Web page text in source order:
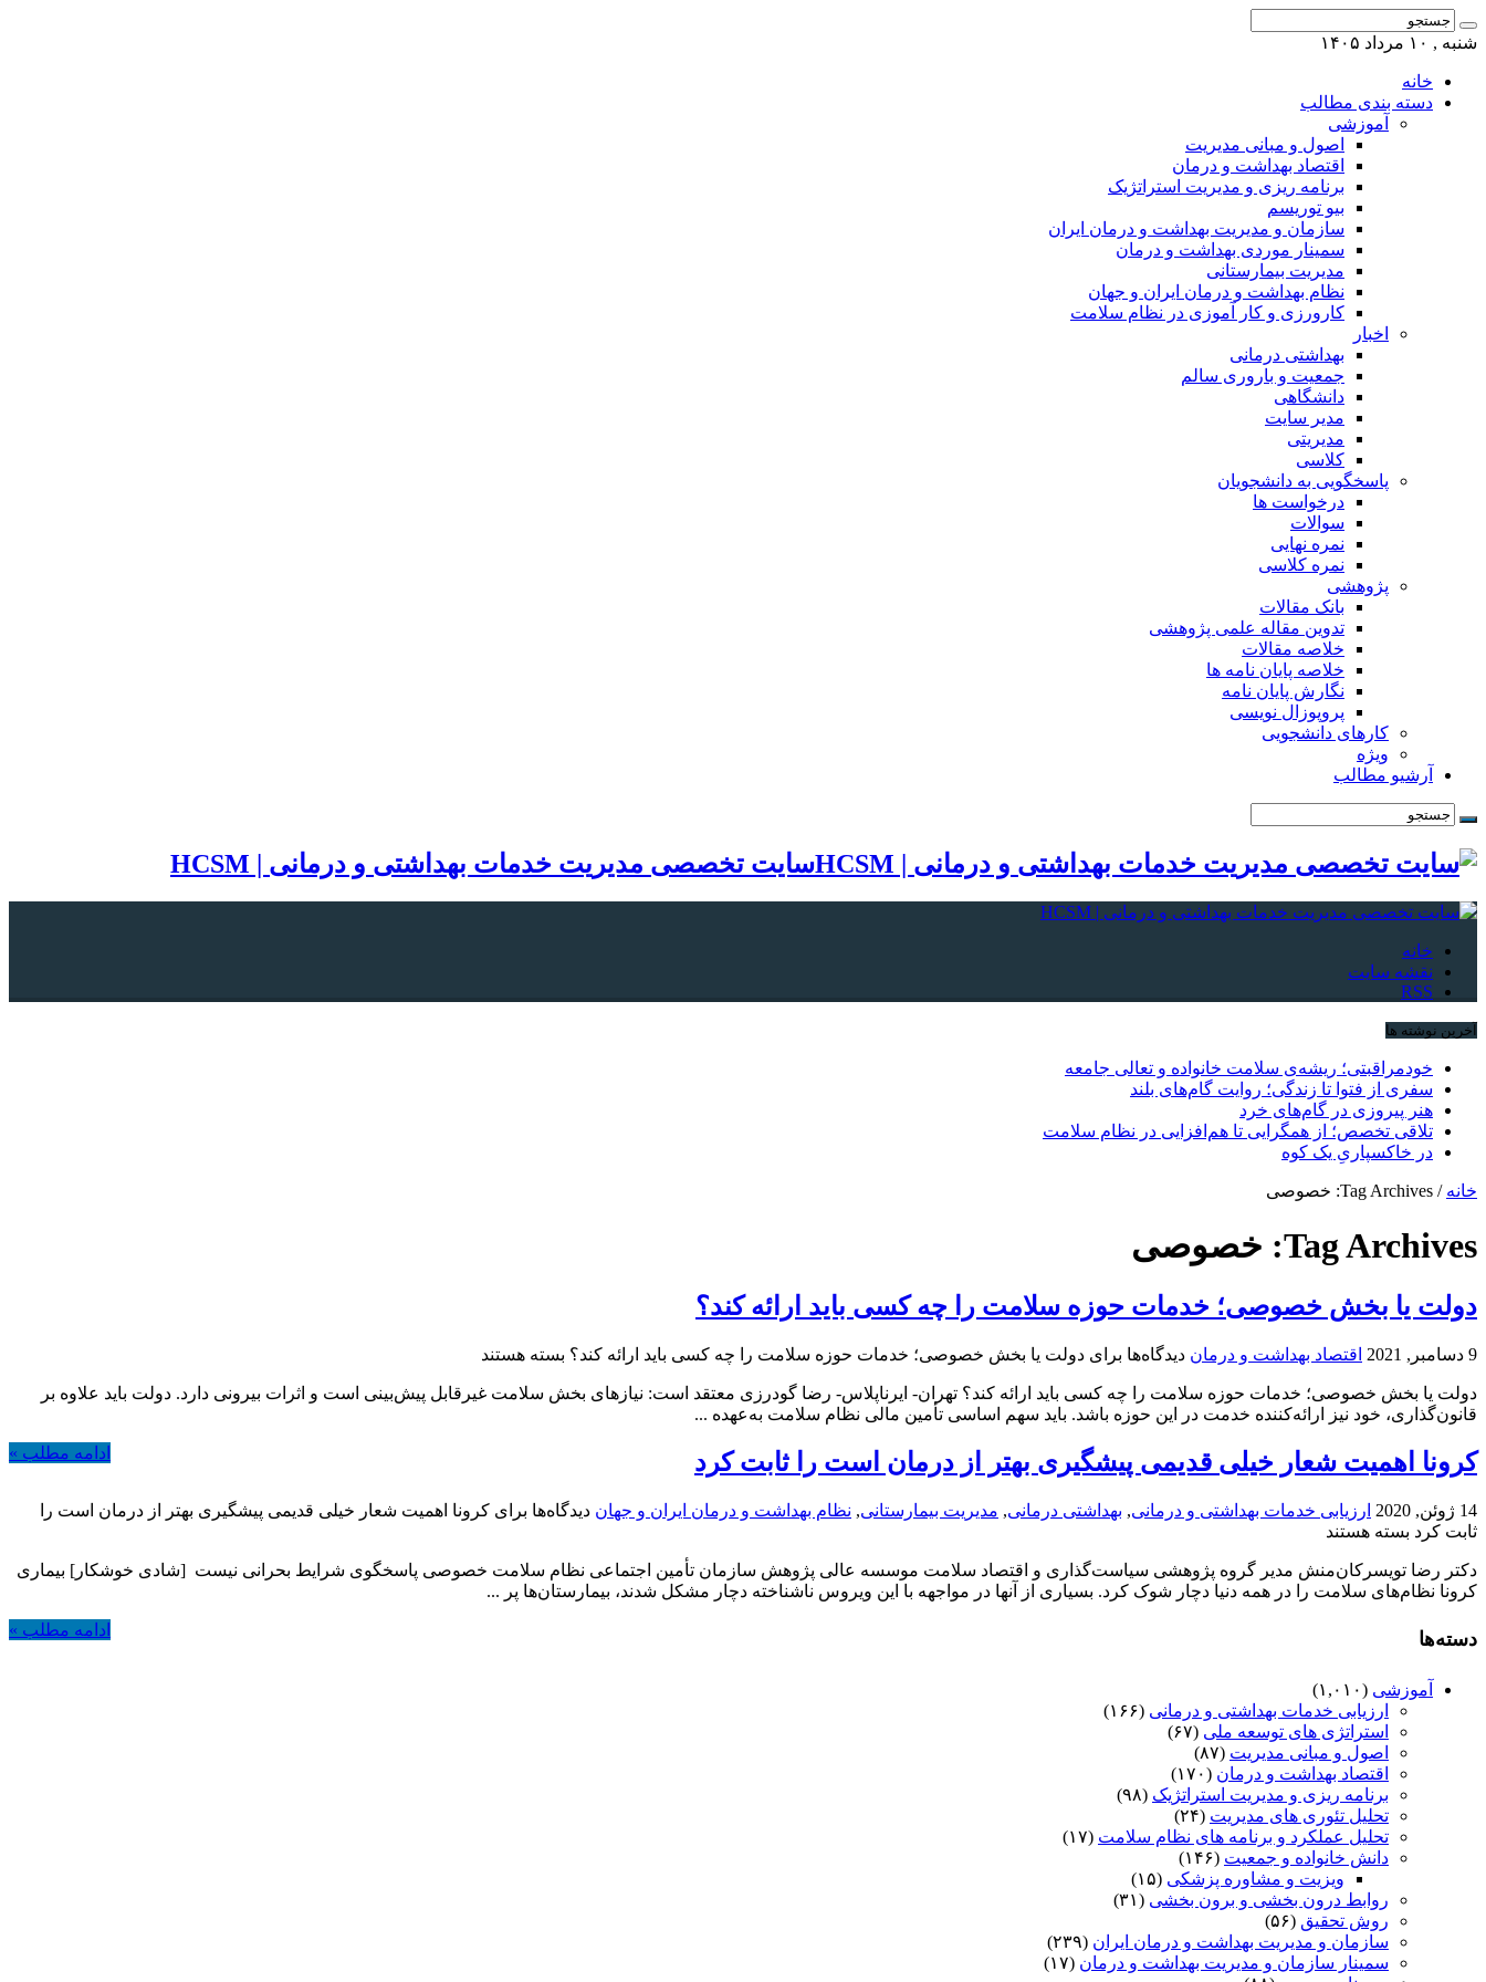
شنبه , ۱۰ مرداد ۱۴۰۵
خانه
دسته بندی مطالب
آموزشی
اصول و مبانی مدیریت
اقتصاد بهداشت و درمان
برنامه ریزی و مدیریت استراتژیک
بیو توریسم
سازمان و مدیریت بهداشت و درمان ایران
سمینار موردی بهداشت و درمان
مدیریت بیمارستانی
نظام بهداشت و درمان ایران و جهان
کارورزی و کار آموزی در نظام سلامت
اخبار
بهداشتی درمانی
جمعیت و باروری سالم
دانشگاهی
مدیر سایت
مدیریتی
کلاسی
پاسخگویی به دانشجویان
درخواست ها
سوالات
نمره نهایی
نمره کلاسی
پژوهشی
بانک مقالات
تدوین مقاله علمی پژوهشی
خلاصه مقالات
خلاصه پایان نامه ها
نگارش پایان نامه
پروپوزال نویسی
کارهای دانشجویی
ویژه
آرشیو مطالب
سایت تخصصی مدیریت خدمات بهداشتی و درمانی | HCSM
خانه
نقشه سایت
RSS
آخرین نوشته ها
خودمراقبتی؛ ریشه‌ی سلامت خانواده و تعالی جامعه
سفری از فتوا تا زندگی؛ روایت گام‌های بلند
هنر پیروزی در گام‌های خرد
تلاقی تخصص؛ از همگرایی تا هم‌افزایی در نظام سلامت
در خاکسپاریِ یک کوه
خانه / Tag Archives: خصوصی
Tag Archives: خصوصی
دولت یا بخش خصوصی؛ خدمات حوزه سلامت را چه کسی باید ارائه کند؟
9 دسامبر, 2021 اقتصاد بهداشت و درمان دیدگاه‌ها برای دولت یا بخش خصوصی؛ خدمات حوزه سلامت را چه کسی باید ارائه کند؟ بسته هستند
دولت یا بخش خصوصی؛ خدمات حوزه سلامت را چه کسی باید ارائه کند؟ تهران- ایرناپلاس- رضا گودرزی معتقد است: نیازهای بخش سلامت غیرقابل پیش‌بینی است و اثرات بیرونی دارد. دولت باید علاوه بر
قانون‌گذاری، خود نیز ارائه‌کننده خدمت در این حوزه باشد. باید سهم اساسی تأمین مالی نظام سلامت به‌عهده ...
ادامه مطلب » کرونا اهمیت شعار خیلی قدیمی پیشگیری بهتر از درمان است را ثابت کرد
14 ژوئن, 2020 ارزیابی خدمات بهداشتی و درمانی, بهداشتی درمانی, مدیریت بیمارستانی, نظام بهداشت و درمان ایران و جهان دیدگاه‌ها برای کرونا اهمیت شعار خیلی قدیمی پیشگیری بهتر از درمان است را
ثابت کرد بسته هستند
دکتر رضا تویسرکان‌منش مدیر گروه پژوهشی سیاست‌گذاری و اقتصاد سلامت موسسه عالی پژوهش سازمان تأمین ‏اجتماعی نظام سلامت خصوصی پاسخگوی شرایط بحرانی نیست [شادی خوشکار] بیماری
کرونا نظام‌های سلامت را در همه دنیا دچار شوک کرد. بسیاری از آنها در مواجهه با این ویروس ناشناخته دچار مشکل شدند، بیمارستان‌ها پر ...
ادامه مطلب » دسته‌ها
آموزشی (۱,۰۱۰)
ارزیابی خدمات بهداشتی و درمانی (۱۶۶)
استراتژی های توسعه ملی (۶۷)
اصول و مبانی مدیریت (۸۷)
اقتصاد بهداشت و درمان (۱۷۰)
برنامه ریزی و مدیریت استراتژیک (۹۸)
تحلیل تئوری های مدیریت (۲۴)
تحلیل عملکرد و برنامه های نظام سلامت (۱۷)
دانش خانواده و جمعیت (۱۴۶)
ویزیت و مشاوره پزشکی (۱۵)
روابط درون بخشی و برون بخشی (۳۱)
روش تحقیق (۵۶)
سازمان و مدیریت بهداشت و درمان ایران (۲۳۹)
سمینار سازمان و مدیریت بهداشت و درمان (۱۷)